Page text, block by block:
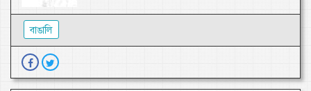
বাঙালি